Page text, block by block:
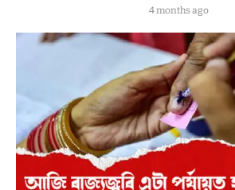
4 months ago